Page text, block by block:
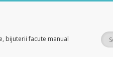
bijuterii facute manual